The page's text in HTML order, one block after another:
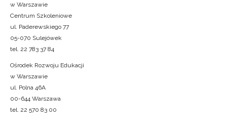
w Warszawie
Centrum Szkoleniowe
ul. Paderewskiego 77
05-070 Sulejówek
tel. 22 783 37 84
Ośrodek Rozwoju Edukacji
w Warszawie
ul. Polna 46A
00-644 Warszawa
tel. 22 570 83 00